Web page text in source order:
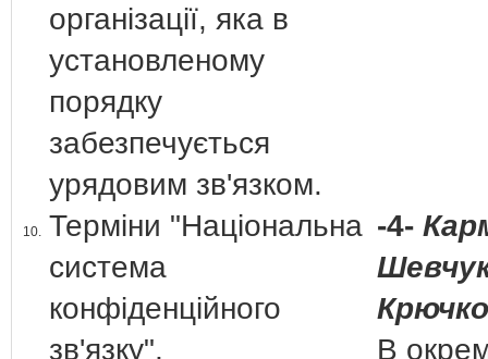
організації, яка в
установленому
порядку
забезпечується
урядовим зв'язком.
10. Терміни "Національна
система
конфіденційного
зв'язку",
-4-
В